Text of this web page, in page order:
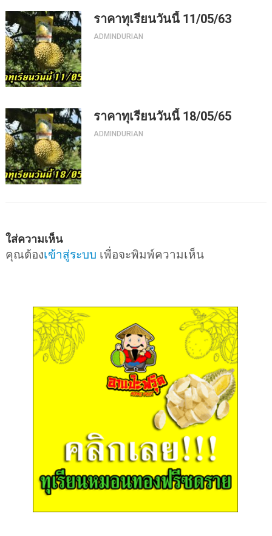
ราคาทุเรียนวันนี้ 11/05/63
ADMINDURIAN
ราคาทุเรียนวันนี้ 18/05/65
ADMINDURIAN
ใส่ความเห็น
คุณต้องเข้าสู่ระบบ เพื่อจะพิมพ์ความเห็น